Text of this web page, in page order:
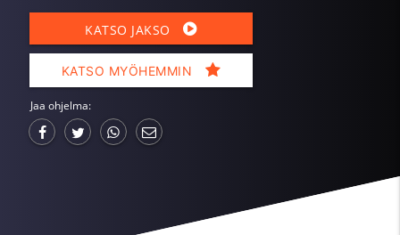
KATSO JAKSO
KATSO MYÖHEMMIN
Jaa ohjelma: